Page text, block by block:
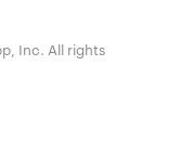
Inc. All rights